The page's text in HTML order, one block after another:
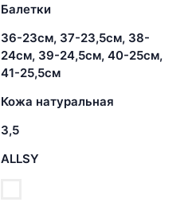
Балетки
36-23см, 37-23,5см, 38-
24см, 39-24,5см, 40-25см,
41-25,5см
Кожа натуральная
3,5
ALLSY